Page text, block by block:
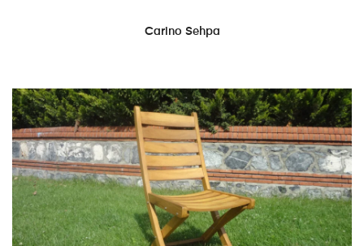
DEVAMINI OKU
Carino Sehpa